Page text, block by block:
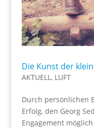
Die Kunst der
AKTUELL, LUFT
Durch persönlichen
Erfolg, den Georg
Engagement